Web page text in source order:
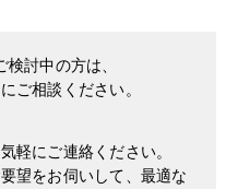
討中の方は、
ご相談ください。
軽にご連絡ください。
望をお伺いして、最適な